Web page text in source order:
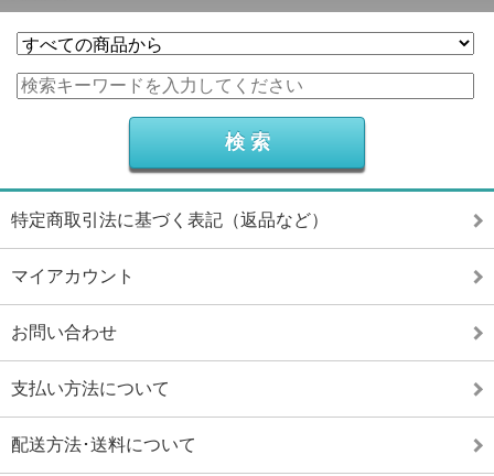
特定商取引法に基づく表記（返品など）
マイアカウント
お問い合わせ
支払い方法について
配送方法･送料について